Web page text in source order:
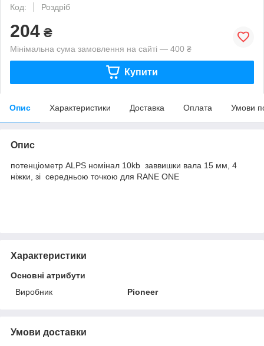
Код:
Роздріб
204 ₴
Мінімальна сума замовлення на сайті — 400 ₴
Купити
Опис Характеристики Доставка Оплата Умови
Опис
потенціометр ALPS номінал 10kb заввишки вала 15 мм, 4
ніжки, зі середньою точкою для RANE ONE
Характеристики
Основні атрибути
Виробник
Pioneer
Умови доставки